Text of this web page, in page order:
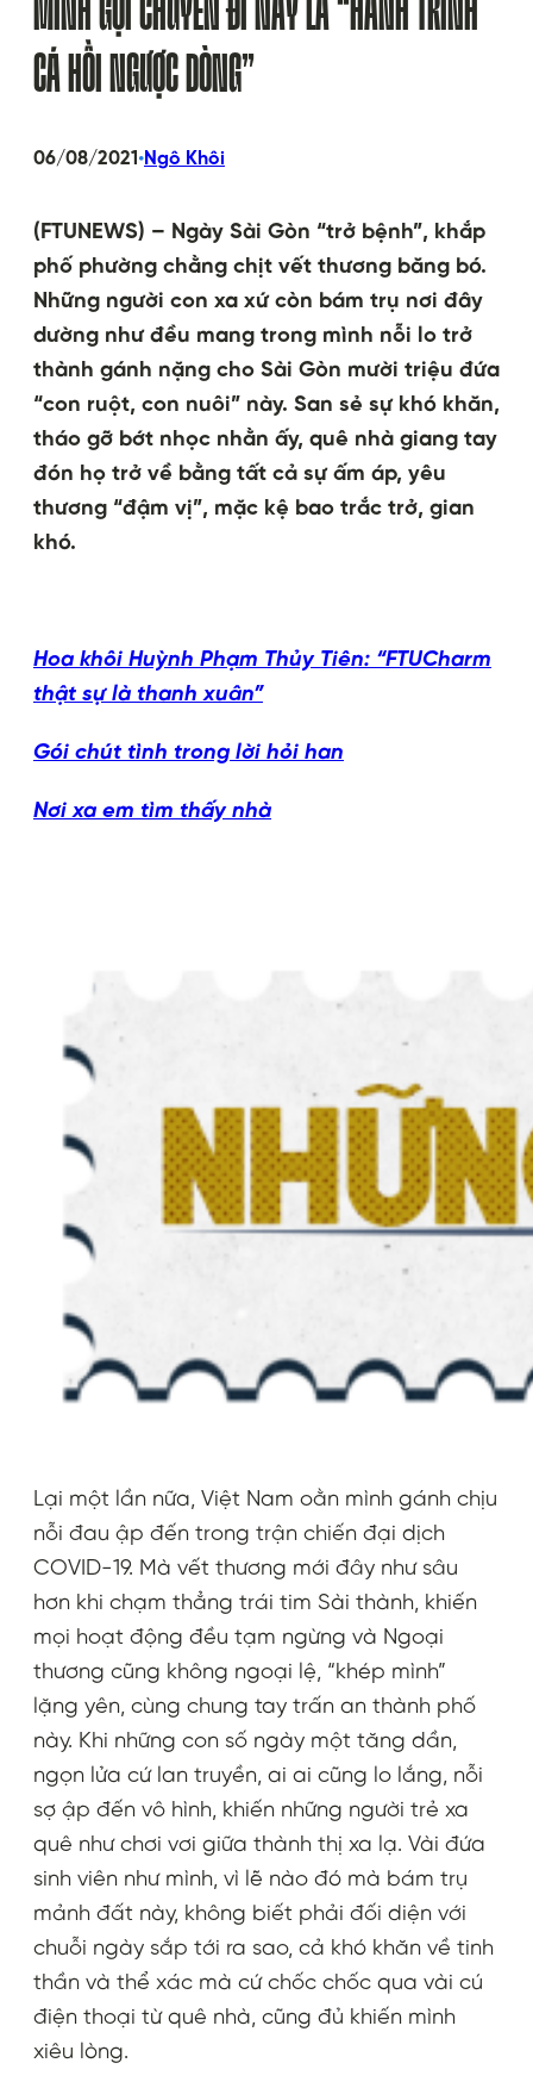
CÁ HỒI NGƯỢC DÒNG”
06/08/2021 •Ngô Khôi
(FTUNEWS) – Ngày Sài Gòn “trở bệnh”, khắp
phố phường chằng chịt vết thương băng bó.
Những người con xa xứ còn bám trụ nơi đây
dường như đều mang trong mình nỗi lo trở
thành gánh nặng cho Sài Gòn mười triệu đứa
“con ruột, con nuôi” này. San sẻ sự khó khăn,
tháo gỡ bớt nhọc nhằn ấy, quê nhà giang tay
đón họ trở về bằng tất cả sự ấm áp, yêu
thương “đậm vị”, mặc kệ bao trắc trở, gian
khó.
Hoa khôi Huỳnh Phạm Thủy Tiên: “FTUCharm
thật sự là thanh xuân”
Gói chút tình trong lời hỏi han
Nơi xa em tìm thấy nhà
Lại một lần nữa, Việt Nam oằn mình gánh chịu
nỗi đau ập đến trong trận chiến đại dịch
COVID-19. Mà vết thương mới đây như sâu
hơn khi chạm thẳng trái tim Sài thành, khiến
mọi hoạt động đều tạm ngừng và Ngoại
thương cũng không ngoại lệ, “khép mình”
lặng yên, cùng chung tay trấn an thành phố
này. Khi những con số ngày một tăng dần,
ngọn lửa cứ lan truyền, ai ai cũng lo lắng, nỗi
sợ ập đến vô hình, khiến những người trẻ xa
quê như chơi vơi giữa thành thị xa lạ. Vài đứa
sinh viên như mình, vì lẽ nào đó mà bám trụ
mảnh đất này, không biết phải đối diện với
chuỗi ngày sắp tới ra sao, cả khó khăn về tinh
thần và thể xác mà cứ chốc chốc qua vài cú
điện thoại từ quê nhà, cũng đủ khiến mình
xiêu lòng.